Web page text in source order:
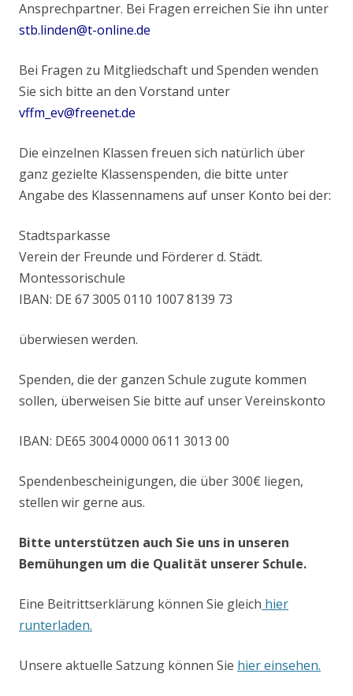
Ansprechpartner. Bei Fragen erreichen Sie ihn unter
stb.linden@t-online.de
Bei Fragen zu Mitgliedschaft und Spenden wenden
Sie sich bitte an den Vorstand unter
vffm_ev@freenet.de
Die einzelnen Klassen freuen sich natürlich über
ganz gezielte Klassenspenden, die bitte unter
Angabe des Klassennamens auf unser Konto bei der:
Stadtsparkasse
Verein der Freunde und Förderer d. Städt.
Montessorischule
IBAN: DE 67 3005 0110 1007 8139 73
überwiesen werden.
Spenden, die der ganzen Schule zugute kommen
sollen, überweisen Sie bitte auf unser Vereinskonto
IBAN: DE65 3004 0000 0611 3013 00
Spendenbescheinigungen, die über 300€ liegen,
stellen wir gerne aus.
Bitte unterstützen auch Sie uns in unseren
Bemühungen um die Qualität unserer Schule.
Eine Beitrittserklärung können Sie gleich hier
runterladen.
Unsere aktuelle Satzung können Sie hier einsehen.